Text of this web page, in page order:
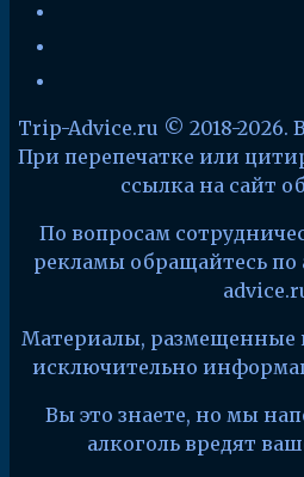
Trip-Advice.ru © 2018-2026.
При перепечатке или
ссылка на сайт
По вопросам
рекламы обращайтесь по
Материалы, размещенные
исключительно
Вы это знаете, но мы
алкоголь вредят